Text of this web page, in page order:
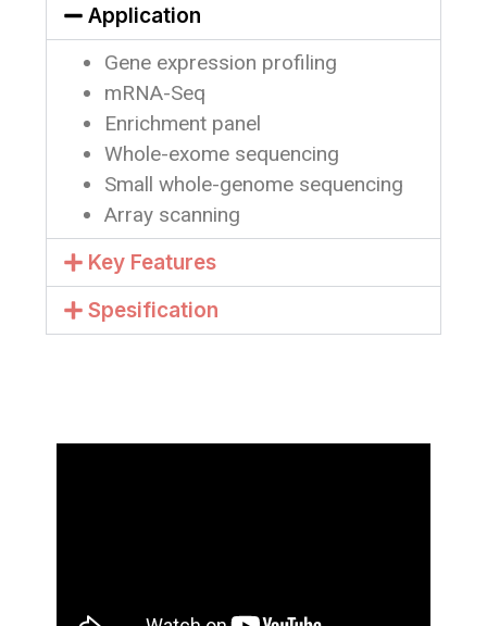
Application
Gene expression profiling
mRNA-Seq
Enrichment panel
Whole-exome sequencing
Small whole-genome sequencing
Array scanning
Key Features
Spesification